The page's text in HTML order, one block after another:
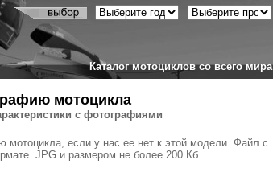
Каталог мотоциклов со всего мира
мотоцикла
с фотографиями
мотоцикла, если у нас ее нет к этой модели. Файл с
.JPG и размером не более 200 Кб.